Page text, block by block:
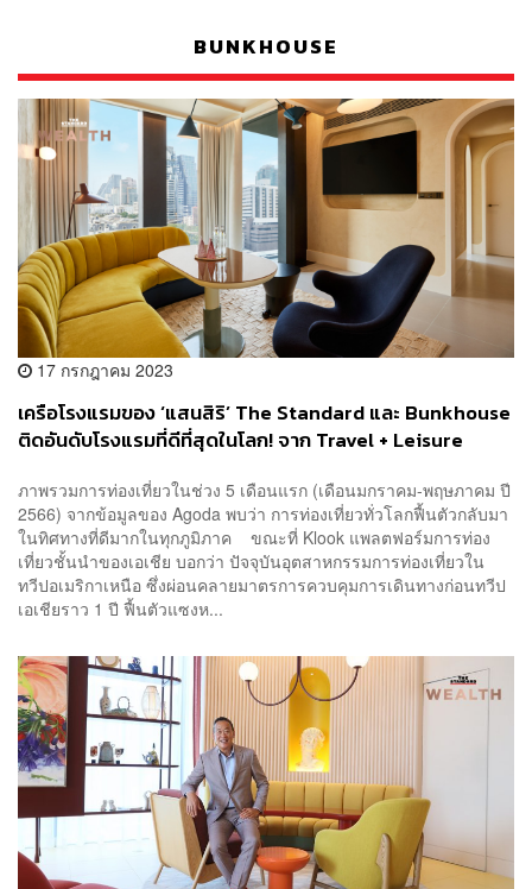
BUNKHOUSE
17 กรกฎาคม 2023
เครือโรงแรมของ ‘แสนสิริ’ The Standard และ Bunkhouse
ติดอันดับโรงแรมที่ดีที่สุดในโลก! จาก Travel + Leisure
ภาพรวมการท่องเที่ยวในช่วง 5 เดือนแรก (เดือนมกราคม-พฤษภาคม ปี
2566) จากข้อมูลของ Agoda พบว่า การท่องเที่ยวทั่วโลกฟื้นตัวกลับมา
ในทิศทางที่ดีมากในทุกภูมิภาค ขณะที่ Klook แพลตฟอร์มการท่อง
เที่ยวชั้นนำของเอเชีย บอกว่า ปัจจุบันอุตสาหกรรมการท่องเที่ยวใน
ทวีปอเมริกาเหนือ ซึ่งผ่อนคลายมาตรการควบคุมการเดินทางก่อนทวีป
เอเชียราว 1 ปี ฟื้นตัวแซงห...